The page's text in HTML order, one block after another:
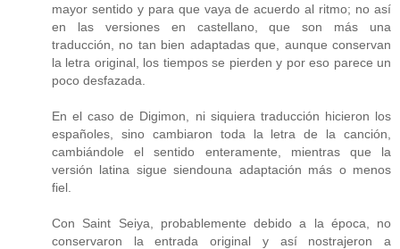
mayor sentido y para que vaya de acuerdo al ritmo; no así
en las versiones en castellano, que son más una
traducción, no tan bien adaptadas que, aunque conservan
la letra original, los tiempos se pierden y por eso parece un
poco desfazada.
En el caso de Digimon, ni siquiera traducción hicieron los
españoles, sino cambiaron toda la letra de la canción,
cambiándole el sentido enteramente, mientras que la
versión latina sigue siendouna adaptación más o menos
fiel.
Con Saint Seiya, probablemente debido a la época, no
conservaron la entrada original y así nostrajeron a